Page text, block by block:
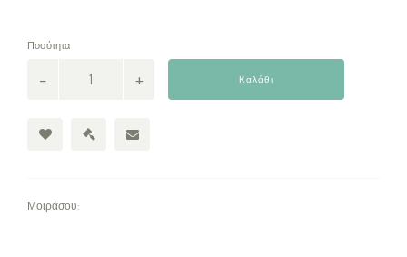
Ποσότητα
Καλάθι
Μοιράσου: